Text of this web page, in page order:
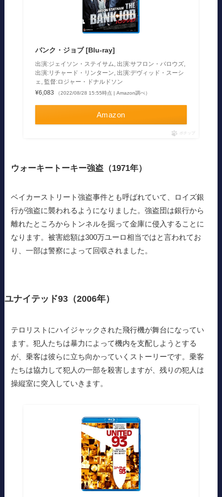
バンク・ジョブ [Blu-ray]
出演:ジェイソン・ステイサム, 出演:サフロン・バロウズ,
出演:リチャード・リンターン, 出演:デヴィッド・スーシ
ェ, 監督:ロジャー・ドナルドソン
¥6,083
（2022/08/28 15:55時点 | Amazon調べ）
Amazon
ポチップ
ウォーキートーキー強盗（1971年）
ベイカーストリート強盗事件とも呼ばれていて、ロイズ銀
行が強盗に襲われるようになりました。強盗団は銀行から
離れたところからトンネルを掘って金庫に侵入することに
なります。被害総額は300万ユーロ相当ではと言われてお
り、一部は警察によって回収されました。
ユナイテッド93（2006年）
テロリストにハイジャックされた飛行機が舞台になってい
ます。犯人たちは暴力によって機内を支配しようとする
が、乗客は彼らに立ち向かっていくストーリーです。乗客
たちは協力して犯人の一部を殺害しますが、残りの犯人は
操縦室に突入していきます。